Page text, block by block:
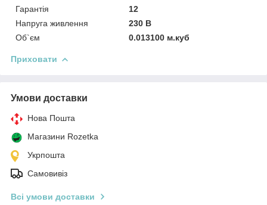
Гарантія
12
Напруга живлення
230 В
Об`єм
0.013100 м.куб
Приховати
Умови доставки
Нова Пошта
Магазини Rozetka
Укрпошта
Самовивіз
Всі умови доставки